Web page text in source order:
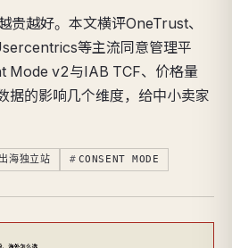
贵越好。本文横评OneTrust、
等主流同意管理平
Mode v2与IAB TCF、价格量
据的影响几个维度，给中小卖家
出海独立站 CONSENT MODE